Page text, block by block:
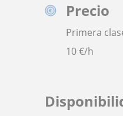
Precio
Primera
10€/h